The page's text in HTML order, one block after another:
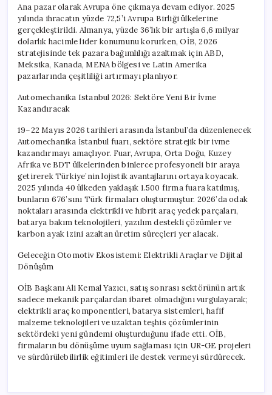
Ana pazar olarak Avrupa öne çıkmaya devam ediyor. 2025
yılında ihracatın yüzde 72,5’i Avrupa Birliği ülkelerine
gerçekleştirildi. Almanya, yüzde 36’lık bir artışla 6,6 milyar
dolarlık hacimle lider konumunu korurken, OİB, 2026
stratejisinde tek pazara bağımlılığı azaltmak için ABD,
Meksika, Kanada, MENA bölgesi ve Latin Amerika
pazarlarında çeşitliliği artırmayı planlıyor.
Automechanika Istanbul 2026: Sektöre Yeni Bir İvme
Kazandıracak
19–22 Mayıs 2026 tarihleri arasında İstanbul’da düzenlenecek
Automechanika İstanbul fuarı, sektöre stratejik bir ivme
kazandırmayı amaçlıyor. Fuar, Avrupa, Orta Doğu, Kuzey
Afrika ve BDT ülkelerinden binlerce profesyoneli bir araya
getirerek Türkiye’nin lojistik avantajlarını ortaya koyacak.
2025 yılında 40 ülkeden yaklaşık 1.500 firma fuara katılmış,
bunların 676’sını Türk firmaları oluşturmuştur. 2026’da odak
noktaları arasında elektrikli ve hibrit araç yedek parçaları,
batarya bakım teknolojileri, yazılım destekli çözümler ve
karbon ayak izini azaltan üretim süreçleri yer alacak.
Geleceğin Otomotiv Ekosistemi: Elektrikli Araçlar ve Dijital
Dönüşüm
OİB Başkanı Ali Kemal Yazıcı, satış sonrası sektörünün artık
sadece mekanik parçalardan ibaret olmadığını vurgulayarak;
elektrikli araç komponentleri, batarya sistemleri, hafif
malzeme teknolojileri ve uzaktan teşhis çözümlerinin
sektördeki yeni gündemi oluşturduğunu ifade etti. OİB,
firmaların bu dönüşüme uyum sağlaması için UR-GE projeleri
ve sürdürülebilirlik eğitimleri ile destek vermeyi sürdürecek.